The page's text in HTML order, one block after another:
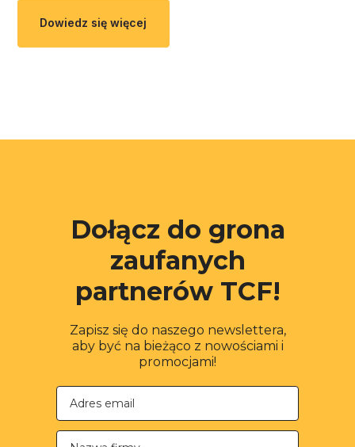
Dowiedz się więcej
Dołącz do grona
zaufanych
partnerów TCF!
Zapisz się do naszego newslettera,
aby być na bieżąco z nowościami i
promocjami!
Nazwa firmy